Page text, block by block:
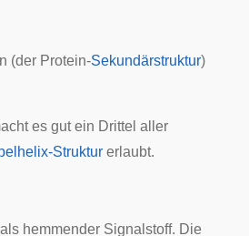
(der Protein-Sekundärstruktur)
es gut ein Drittel aller
Struktur erlaubt.
hemmender Signalstoff. Die